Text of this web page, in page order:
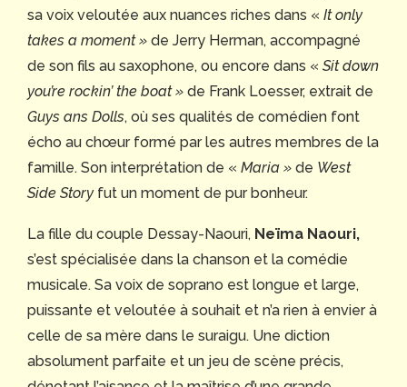
sa voix veloutée aux nuances riches dans « It only
takes a moment » de Jerry Herman, accompagné
de son fils au saxophone, ou encore dans « Sit down
you’re rockin’ the boat » de Frank Loesser, extrait de
Guys ans Dolls, où ses qualités de comédien font
écho au chœur formé par les autres membres de la
famille. Son interprétation de « Maria » de West
Side Story fut un moment de pur bonheur.
La fille du couple Dessay-Naouri, Neïma Naouri,
s’est spécialisée dans la chanson et la comédie
musicale. Sa voix de soprano est longue et large,
puissante et veloutée à souhait et n’a rien à envier à
celle de sa mère dans le suraigu. Une diction
absolument parfaite et un jeu de scène précis,